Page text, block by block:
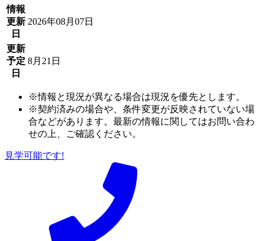
情報
更新
日
2026年08月07日
更新
予定
日
8月21日
※情報と現況が異なる場合は現況を優先とします。
※契約済みの場合や、条件変更が反映されていない場
合などがあります。最新の情報に関してはお問い合わ
せの上、ご確認ください。
見学可能です!